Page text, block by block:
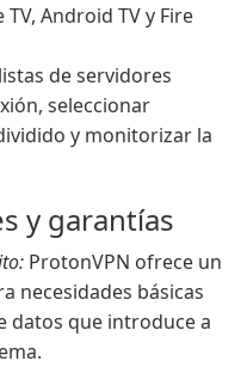
Android TV y Fire
de servidores
seleccionar
y monitorizar la
y garantías
ProtonVPN ofrece un
necesidades básicas
datos que introduce a